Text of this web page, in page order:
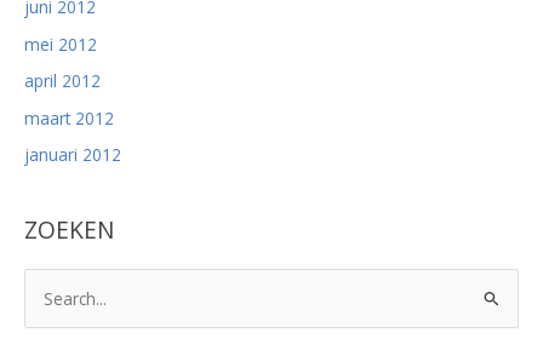
juni 2012
mei 2012
april 2012
maart 2012
januari 2012
ZOEKEN